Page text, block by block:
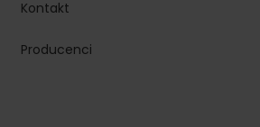
Kontakt
Producenci